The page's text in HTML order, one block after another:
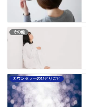
その他
カウンセラーのひとりごと